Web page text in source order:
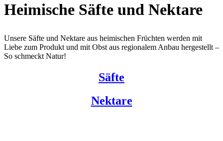
Heimische Säfte und Nektare
Unsere Säfte und Nektare aus heimischen Früchten werden mit
Liebe zum Produkt und mit Obst aus regionalem Anbau hergestellt –
So schmeckt Natur!
Säfte
Nektare